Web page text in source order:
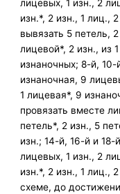
лицевых, 1 изн., 2
изн.*, 2 изн., 1 лиц.,
вывязать 5 петель,
лицевой*, 2 изн., из
изнаночных; 8-й,
изнаночная, 9
1 лицевая*, 9
провязать вместе
петель*, 2 изн., 5
изн.; 14-й, 16-й и
лицевых, 1 изн., 2
изн.*, 2 изн., 1 лиц.,
схеме, до